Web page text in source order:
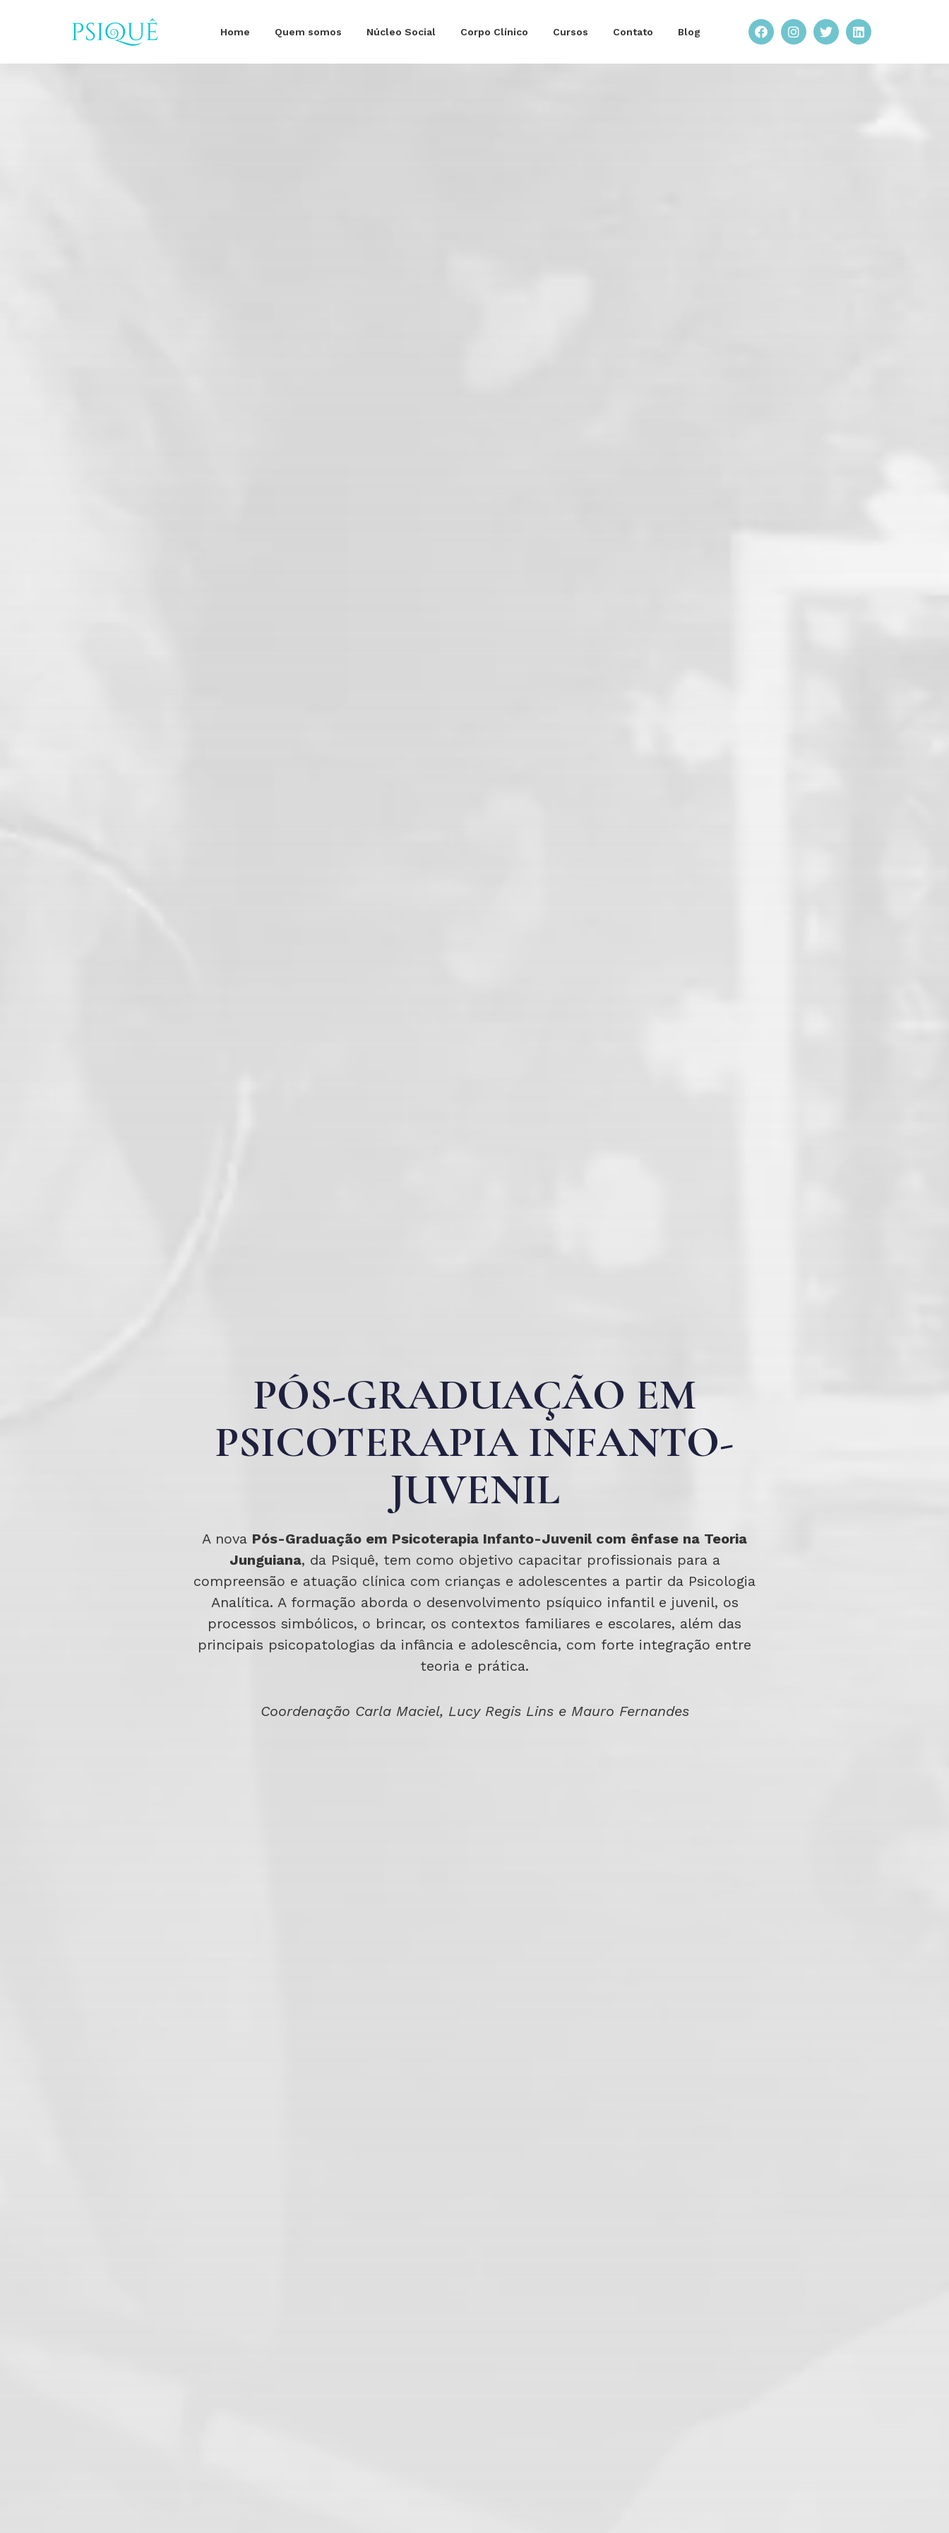
Home Quem somos Núcleo Social Corpo Clínico Cursos Contato Blog
PÓS-GRADUAÇÃO EM
PSICOTERAPIA INFANTO-
JUVENIL
A nova Pós-Graduação em Psicoterapia Infanto-Juvenil com ênfase na Teoria
Junguiana, da Psiquê, tem como objetivo capacitar profissionais para a
compreensão e atuação clínica com crianças e adolescentes a partir da Psicologia
Analítica. A formação aborda o desenvolvimento psíquico infantil e juvenil, os
processos simbólicos, o brincar, os contextos familiares e escolares, além das
principais psicopatologias da infância e adolescência, com forte integração entre
teoria e prática.
Coordenação Carla Maciel, Lucy Regis Lins e Mauro Fernandes